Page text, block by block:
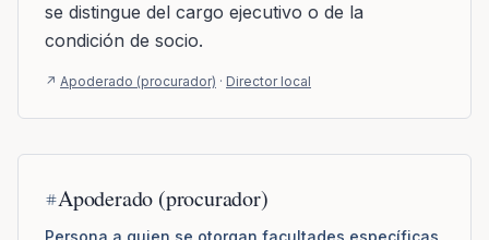
se distingue del cargo ejecutivo o de la
condición de socio.
↗ Apoderado (procurador) · Director local
Apoderado (procurador)
Persona a quien se otorgan facultades específicas